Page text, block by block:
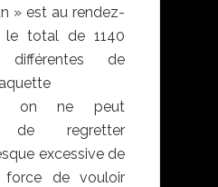
» est au rendez-
total de 1140
différentes de
on ne peut
de regretter
excessive de
de vouloir